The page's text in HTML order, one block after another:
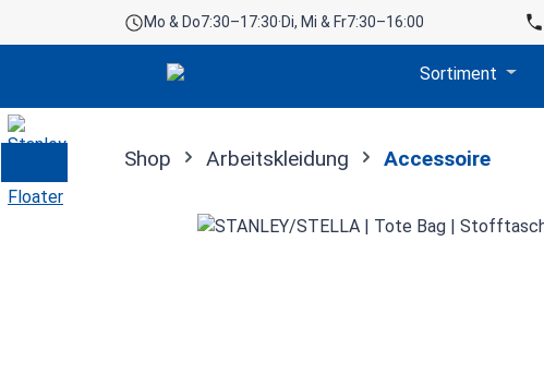
Hauptinhalt springen
Zur Suche springen
Zur Hauptnavigation springen
Mo & Do7:30–17:30·Di, Mi & Fr7:30–16:00
Sortiment
Shop Arbeitskleidung Accessoire
Bildergalerie überspringen